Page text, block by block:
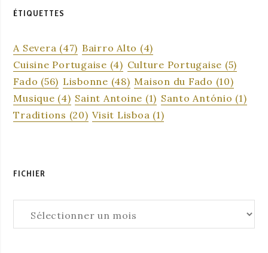
ÉTIQUETTES
A Severa (47) Bairro Alto (4)
Cuisine Portugaise (4) Culture Portugaise (5)
Fado (56) Lisbonne (48) Maison du Fado (10)
Musique (4) Saint Antoine (1) Santo António (1)
Traditions (20) Visit Lisboa (1)
FICHIER